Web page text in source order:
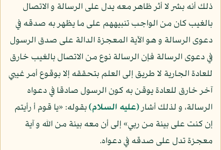
ذلك أنه بشر لا أثر ظاهر معه يدل على الرسالة و الاتصال
بالغيب كان من الواجب تنبيههم على ما يظهر به صدقه في
دعوى الرسالة و هو الآية المعجزة الدالة على صدق الرسول
في دعوى الرسالة فإن الرسالة نوع من الاتصال بالغيب خارق
للعادة الجارية لا طريق إلى العلم بتحققه إلا بوقوع أمر غيبي
آخر خارق للعادة يوقن به كون الرسول صادقا في دعواه
الرسالة، و لذلك أشار(عليه السلام)بقوله: «يا قوم أ رأيتم
إن كنت على بينة من ربي» إلى أن معه بينة من الله و آية
معجزة تدل على صدقه في دعواه.